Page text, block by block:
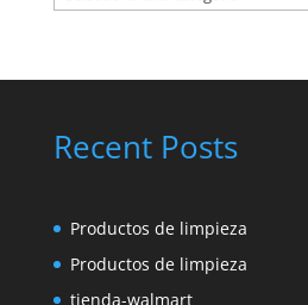
una
Recent Posts
Productos de limpieza
Productos de limpieza
tienda-walmart